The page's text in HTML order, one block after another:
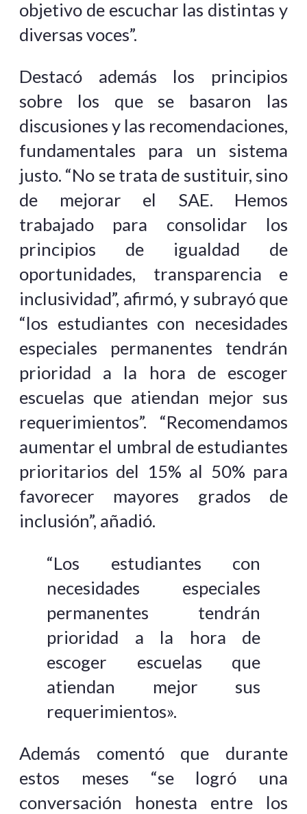
objetivo de escuchar las distintas y
diversas voces”.
Destacó además los principios
sobre los que se basaron las
discusiones y las recomendaciones,
fundamentales para un sistema
justo. “No se trata de sustituir, sino
de mejorar el SAE. Hemos
trabajado para consolidar los
principios de igualdad de
oportunidades, transparencia e
inclusividad”, afirmó, y subrayó que
“los estudiantes con necesidades
especiales permanentes tendrán
prioridad a la hora de escoger
escuelas que atiendan mejor sus
requerimientos”. “Recomendamos
aumentar el umbral de estudiantes
prioritarios del 15% al 50% para
favorecer mayores grados de
inclusión”, añadió.
“Los estudiantes con
necesidades especiales
permanentes tendrán
prioridad a la hora de
escoger escuelas que
atiendan mejor sus
requerimientos».
Además comentó que durante
estos meses “se logró una
conversación honesta entre los